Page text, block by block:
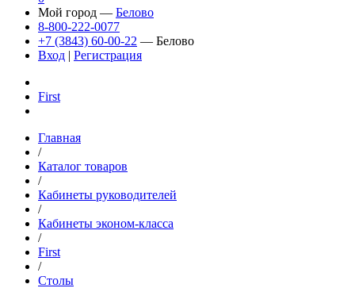
Мой город — Белово
8-800-222-0077
+7 (3843) 60-00-22 — Белово
Вход | Регистрация
First
Главная
/
Каталог товаров
/
Кабинеты руководителей
/
Кабинеты эконом-класса
/
First
/
Столы